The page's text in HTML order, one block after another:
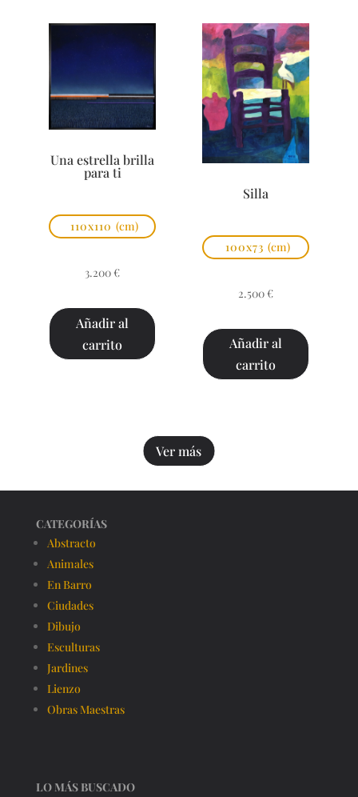
Una estrella brilla
para ti
110x110 (cm)
3.200 €
Añadir al
carrito
Silla
100x73 (cm)
2.500 €
Añadir al
carrito
Ver más
CATEGORÍAS
Abstracto
Animales
En Barro
Ciudades
Dibujo
Esculturas
Jardines
Lienzo
Obras Maestras
LO MÁS BUSCADO